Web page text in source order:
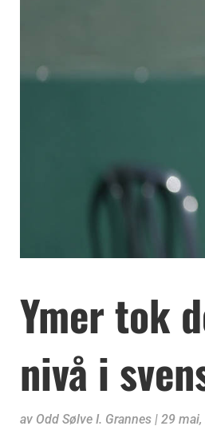
Ymer tok
nivå i
av Odd Sølve I. Grannes | 29